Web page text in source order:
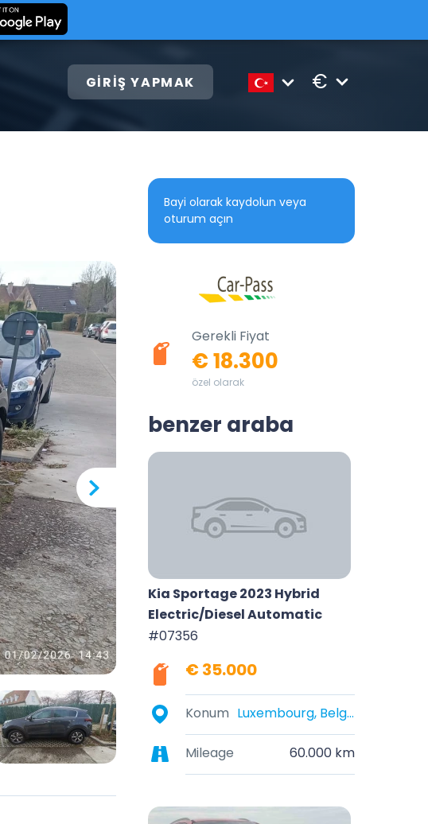
GIRIŞ YAPMAK €
Bayi olarak kaydolun veya
oturum açın
Gerekli Fiyat
€ 18.300
özel olarak
benzer araba
Kia Sportage 2023 Hybrid
Electric/Diesel Automatic
#07356
€ 35.000
Konum Luxembourg, Belgique
Mileage 60.000 km